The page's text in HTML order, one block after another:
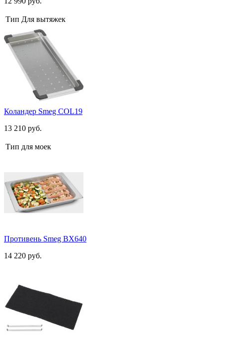
Тип Для вытяжек
Коландер Smeg COL19
13 210 руб.
Тип для моек
Противень Smeg BX640
14 220 руб.